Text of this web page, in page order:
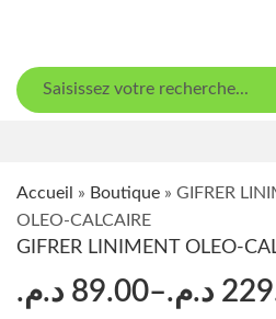
Accueil » Boutique » GIFRER
OLEO-CALCAIRE
GIFRER LINIMENT OLEO-
89.00 د.م. –د.م.